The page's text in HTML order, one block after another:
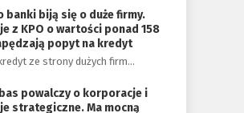
banki biją się o duże firmy.
z KPO o wartości ponad 158
popyt na kredyt
ze strony dużych firm…
powalczy o korporacje i
strategiczne. Ma mocną